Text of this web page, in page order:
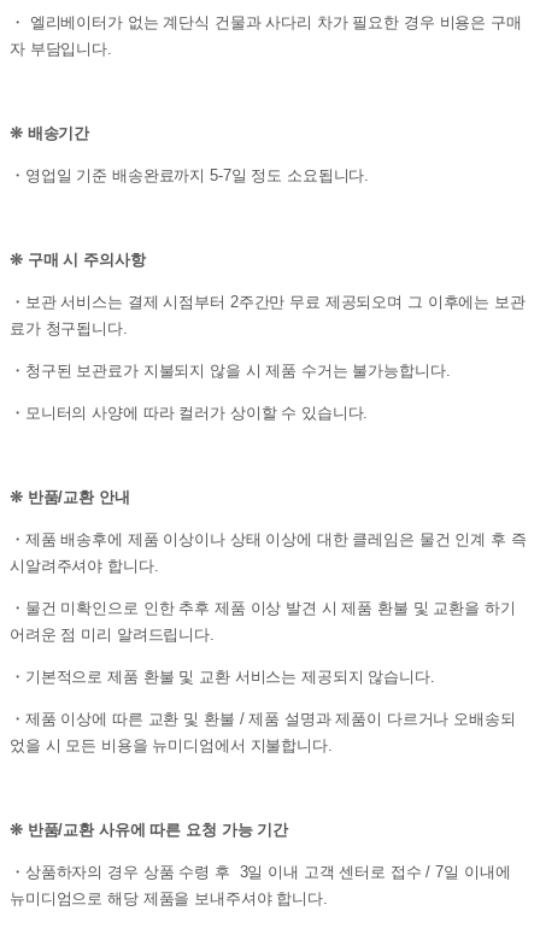
・ 엘리베이터가 없는 계단식 건물과 사다리 차가 필요한 경우 비용은 구매
자 부담입니다.
❊ 배송기간
・영업일 기준 배송완료까지 5-7일 정도 소요됩니다.
❊ 구매 시 주의사항
・보관 서비스는 결제 시점부터 2주간만 무료 제공되오며 그 이후에는 보관
료가 청구됩니다.
・청구된 보관료가 지불되지 않을 시 제품 수거는 불가능합니다.
・모니터의 사양에 따라 컬러가 상이할 수 있습니다.
❊ 반품/교환 안내
・제품 배송후에 제품 이상이나 상태 이상에 대한 클레임은 물건 인계 후 즉
시알려주셔야 합니다.
・물건 미확인으로 인한 추후 제품 이상 발견 시 제품 환불 및 교환을 하기
어려운 점 미리 알려드립니다.
・기본적으로 제품 환불 및 교환 서비스는 제공되지 않습니다.
・제품 이상에 따른 교환 및 환불 / 제품 설명과 제품이 다르거나 오배송되
었을 시 모든 비용을 뉴미디엄에서 지불합니다.
❊ 반품/교환 사유에 따른 요청 가능 기간
・상품하자의 경우 상품 수령 후 3일 이내 고객 센터로 접수 / 7일 이내에
뉴미디엄으로 해당 제품을 보내주셔야 합니다.